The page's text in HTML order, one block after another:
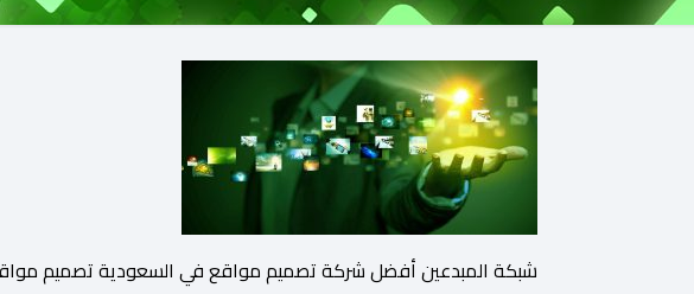
شبكة المبدعين أفضل شركة تصميم مواقع في السعودية تصميم